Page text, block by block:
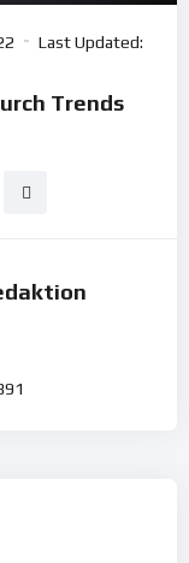
Last Updated:
Trends